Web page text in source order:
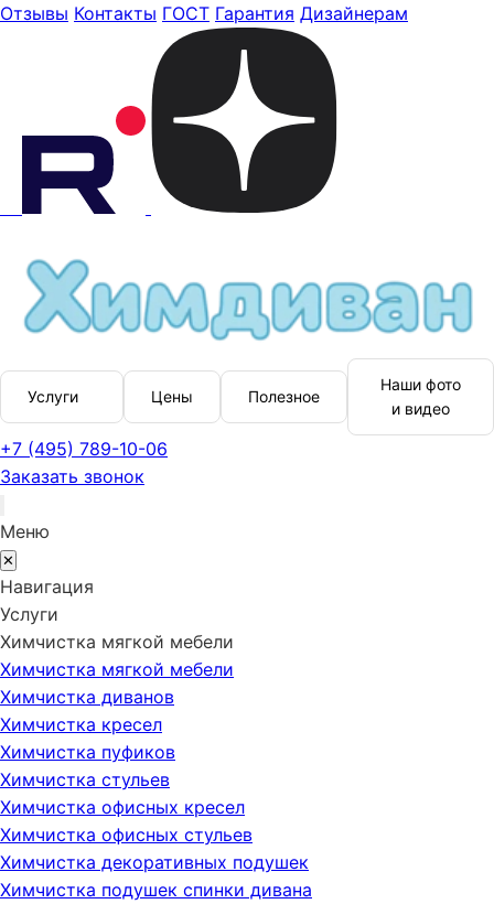
Отзывы Контакты ГОСТ Гарантия Дизайнерам
Услуги Цены Полезное
Наши фото
и видео
+7 (495) 789-10-06
Заказать звонок
Меню
✕
Навигация
Услуги
Химчистка мягкой мебели
Химчистка мягкой мебели
Химчистка диванов
Химчистка кресел
Химчистка пуфиков
Химчистка стульев
Химчистка офисных кресел
Химчистка офисных стульев
Химчистка декоративных подушек
Химчистка подушек спинки дивана